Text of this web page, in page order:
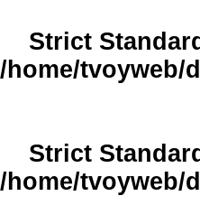
Strict
/home/tvoyweb/
Strict
/home/tvoyweb/